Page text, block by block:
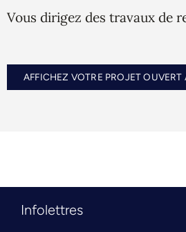
Vous dirigez des travaux de
AFFICHEZ VOTRE PROJET
Infolettres